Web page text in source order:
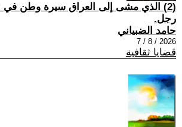
(2) الذي مشى إلى العراق سيرة وطن
رجل.
حامد الضبياني
2026 / 8 / 7
قضايا ثقافية